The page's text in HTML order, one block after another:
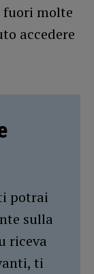
fuori molte
accedere
potrai
sulla
riceva
ti